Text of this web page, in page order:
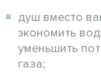
душ вместо
экономить
уменьшить
газа;